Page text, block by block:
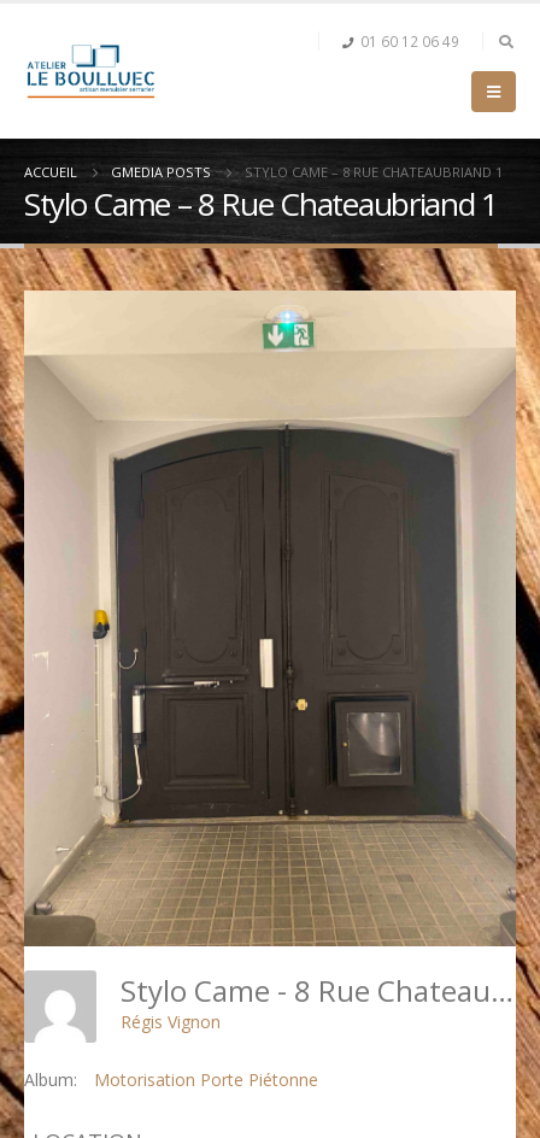
01 60 12 06 49
ACCUEIL GMEDIA POSTS STYLO CAME – 8 RUE CHATEAUBRIAND 1
Stylo Came – 8 Rue Chateaubriand 1
Stylo Came - 8 Rue Chateaubriand 1
Régis Vignon
Album: Motorisation Porte Piétonne